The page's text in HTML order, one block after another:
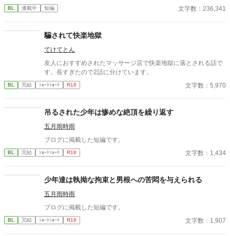
なかった 至高の筋肉を持つ、精神を削られ意志をなくした青年を
太古の神に捧げるため、“水”、“風”、“土”の信奉者達が暗躍する 意
校で繰り広げられるダークファンタジー
BL 連載中 短編 文字数：236,341
騙されて快楽地獄
てけてとん
友人におすすめされたマッサージ店で快楽地獄に落とされる話で
す。長すぎたので2話に分けています。
BL 完結 ｼｮｰﾄｼｮｰﾄ R18 文字数：5,970
吊るされた少年は惨めな絶頂を繰り返す
五月雨時雨
ブログに掲載した短編です。
BL 完結 ｼｮｰﾄｼｮｰﾄ R18 文字数：1,434
少年達は執拗な拘束と男根への苦悶を与えられる
五月雨時雨
ブログに掲載した短編です。
BL 完結 ｼｮｰﾄｼｮｰﾄ R18 文字数：1,907